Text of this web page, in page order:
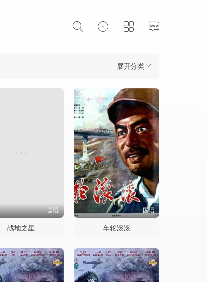
展开分类
国语
战地之星
国语
车轮滚滚